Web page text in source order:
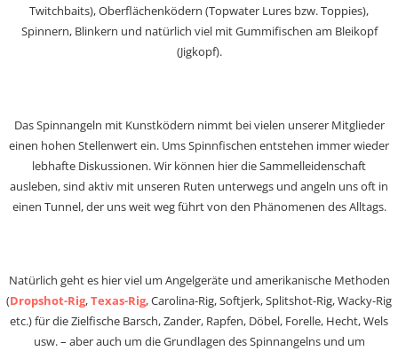
Twitchbaits), Oberflächenködern (Topwater Lures bzw. Toppies),
Spinnern, Blinkern und natürlich viel mit Gummifischen am Bleikopf
(Jigkopf).
Das Spinnangeln mit Kunstködern nimmt bei vielen unserer Mitglieder
einen hohen Stellenwert ein. Ums Spinnfischen entstehen immer wieder
lebhafte Diskussionen. Wir können hier die Sammelleidenschaft
ausleben, sind aktiv mit unseren Ruten unterwegs und angeln uns oft in
einen Tunnel, der uns weit weg führt von den Phänomenen des Alltags.
Natürlich geht es hier viel um Angelgeräte und amerikanische Methoden
(Dropshot-Rig,Texas-Rig, Carolina-Rig, Softjerk, Splitshot-Rig, Wacky-Rig
etc.) für die Zielfische Barsch, Zander, Rapfen, Döbel, Forelle, Hecht, Wels
usw. – aber auch um die Grundlagen des Spinnangelns und um